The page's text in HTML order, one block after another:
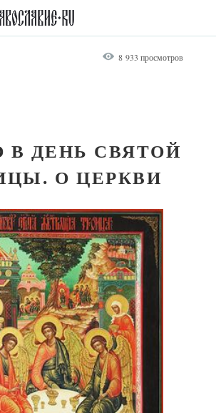
8 933 просмотров
В ДЕНЬ СВЯТОЙ
О ЦЕРКВИ